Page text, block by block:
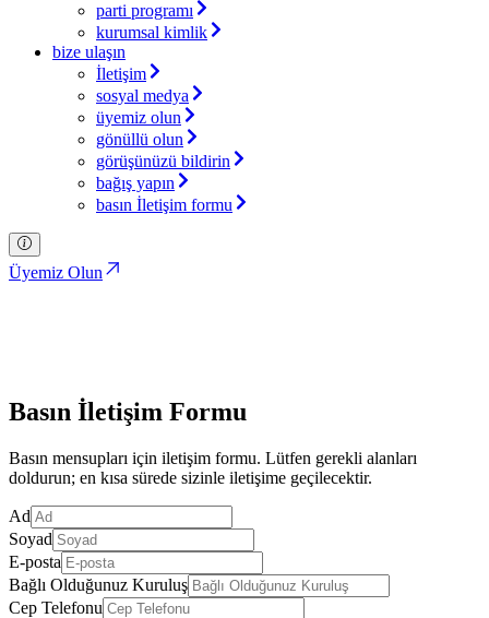
parti programı
kurumsal kimlik
bize ulaşın
İletişim
sosyal medya
üyemiz olun
gönüllü olun
görüşünüzü bildirin
bağış yapın
basın İletişim formu
Üyemiz Olun
Basın İletişim Formu
Basın mensupları için iletişim formu. Lütfen gerekli alanları
doldurun; en kısa sürede sizinle iletişime geçilecektir.
Ad
Soyad
E-posta
Bağlı Olduğunuz Kuruluş
Cep Telefonu